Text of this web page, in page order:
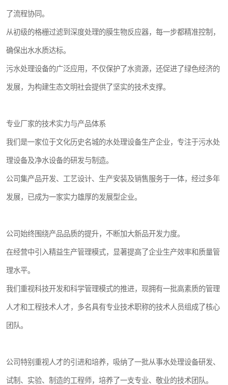
了流程协同。
从初级的格栅过滤到深度处理的膜生物反应器，每一步都精准控制，
确保出水水质达标。
污水处理设备的广泛应用，不仅保护了水资源，还促进了绿色经济的
发展，为构建生态文明社会提供了坚实的技术支撑。
专业厂家的技术实力与产品体系
我们是一家位于文化历史名城的水处理设备生产企业，专注于污水处
理设备及净水设备的研发与制造。
公司集产品开发、工艺设计、生产安装及销售服务于一体，经过多年
发展，已成为一家实力雄厚的发展型企业。
公司始终围绕产品品质的提升，不断加大新品开发力度。
在经营中引入精益生产管理模式，显著提高了企业生产效率和质量管
理水平。
我们重视科技开发和科学管理模式的推进，现拥有一批高素质的管理
人才和工程技术人才，多名具有专业技术职称的技术人员组成了核心
团队。
公司特别重视人才的引进和培养，吸纳了一批从事水处理设备研发、
试制、实验、制造的工程师，培养了一支专业、敬业的技术团队。